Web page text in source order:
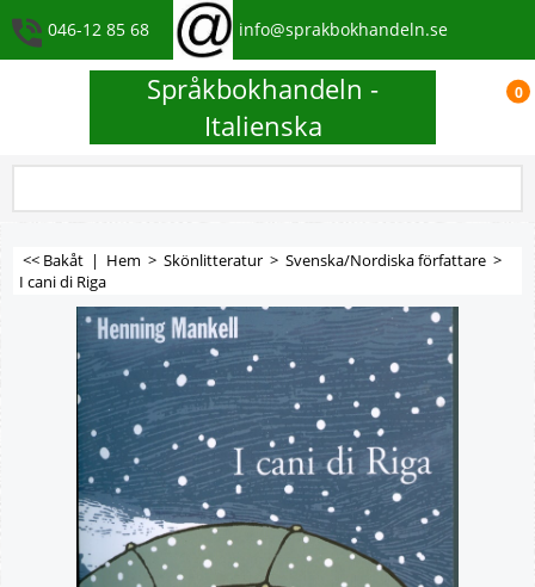
046-12 85 68 info@sprakbokhandeln.se
Språkbokhandeln -
Italienska
0
<< Bakåt | Hem > Skönlitteratur > Svenska/Nordiska författare >
I cani di Riga